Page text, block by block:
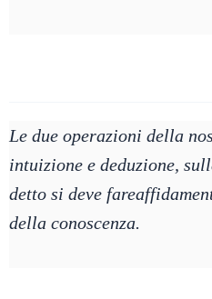
Le due operazioni della
intuizione e deduzione,
detto si deve
della conoscenza.